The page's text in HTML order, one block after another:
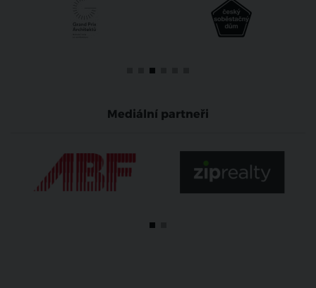
Mediální partneři